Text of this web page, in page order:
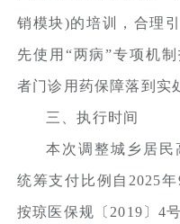
销模块)的培训，合理
先使用“两病”专项机
者门诊用药保障落到实
三、执行时间
本次调整城乡居
统筹支付比例自2025
按琼医保规〔2019〕4